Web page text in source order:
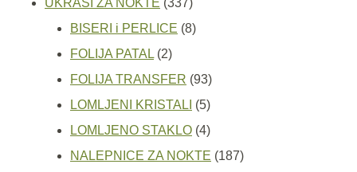
proizvoda
BISERI i PERLICE 88
FOLIJA PATAL 22
proizvoda
FOLIJA TRANSFER 9393
proizvoda
LOMLJENI KRISTALI 55
proizvoda
LOMLJENO STAKLO 44
proizvoda
NALEPNICE ZA NOKTE 187187